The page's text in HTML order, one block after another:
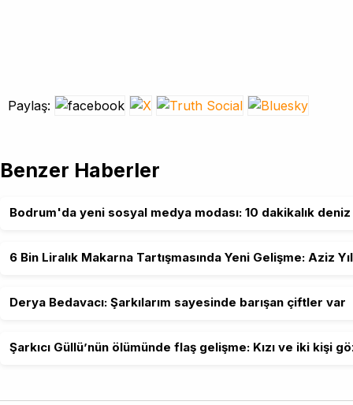
Paylaş:
Benzer Haberler
Bodrum'da yeni sosyal medya modası: 10 dakikalık
6 Bin Liralık Makarna Tartışmasında Yeni Gelişme: Aziz
Derya Bedavacı: Şarkılarım sayesinde barışan çiftler var
Şarkıcı Güllü’nün ölümünde flaş gelişme: Kızı ve iki kişi